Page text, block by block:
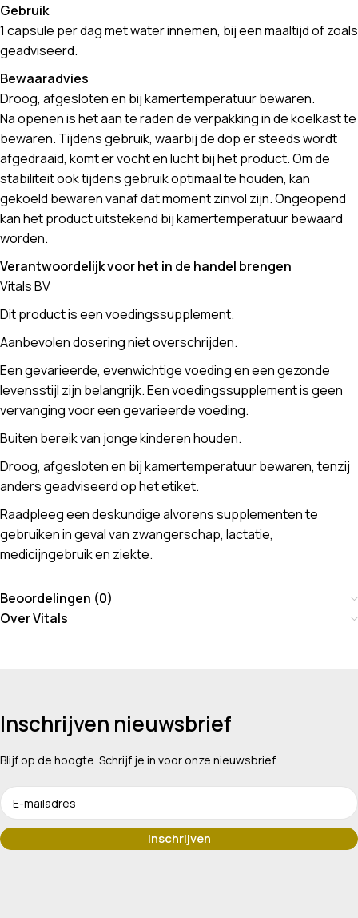
Gebruik
1 capsule per dag met water innemen, bij een maaltijd of zoals
geadviseerd.
Bewaaradvies
Droog, afgesloten en bij kamertemperatuur bewaren.
Na openen is het aan te raden de verpakking in de koelkast te
bewaren. Tijdens gebruik, waarbij de dop er steeds wordt
afgedraaid, komt er vocht en lucht bij het product. Om de
stabiliteit ook tijdens gebruik optimaal te houden, kan
gekoeld bewaren vanaf dat moment zinvol zijn. Ongeopend
kan het product uitstekend bij kamertemperatuur bewaard
worden.
Verantwoordelijk voor het in de handel brengen
Vitals BV
Dit product is een voedingssupplement.
Aanbevolen dosering niet overschrijden.
Een gevarieerde, evenwichtige voeding en een gezonde
levensstijl zijn belangrijk. Een voedingssupplement is geen
vervanging voor een gevarieerde voeding.
Buiten bereik van jonge kinderen houden.
Droog, afgesloten en bij kamertemperatuur bewaren, tenzij
anders geadviseerd op het etiket.
Raadpleeg een deskundige alvorens supplementen te
gebruiken in geval van zwangerschap, lactatie,
medicijngebruik en ziekte.
Beoordelingen (0)
Over Vitals
Inschrijven nieuwsbrief
Blijf op de hoogte. Schrijf je in voor onze nieuwsbrief.